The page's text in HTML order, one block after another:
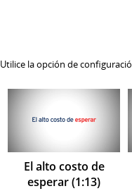
Utilice la opción de
El alto costo de
esperar (1:13)